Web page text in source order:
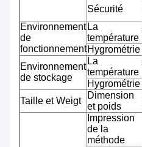
Sécurité
Environnement
de
fonctionnement
La
température
Hygrométrie
Environnement
de stockage
La
température
Hygrométrie
Taille et Weigt
Dimension
et poids
Impression
de la
méthode